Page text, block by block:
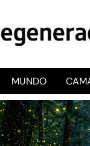
de noticias libre
MUNDO